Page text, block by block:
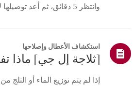
وانتظر 5 دقائق، ثم أعد
استكشاف الأعطال وإصلاحها
إذا لم يتم توزيع الماء أو